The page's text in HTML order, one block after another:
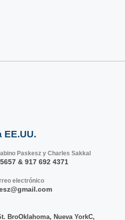
EE.UU.
Paskesz y Charles Sakkal
& 917 692 4371
electrónico
BroOklahoma, Nueva YorkC,